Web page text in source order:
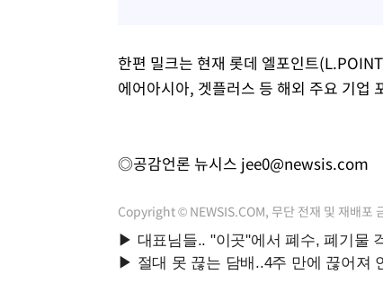
한편 밀크는 현재 롯데 엘포인트
에어아시아, 겟플러스 등 해외 주요 기업
◎공감언론 뉴시스 jee0@newsis.com
Copyright © NEWSIS.COM, 무단 전재 및 재배포